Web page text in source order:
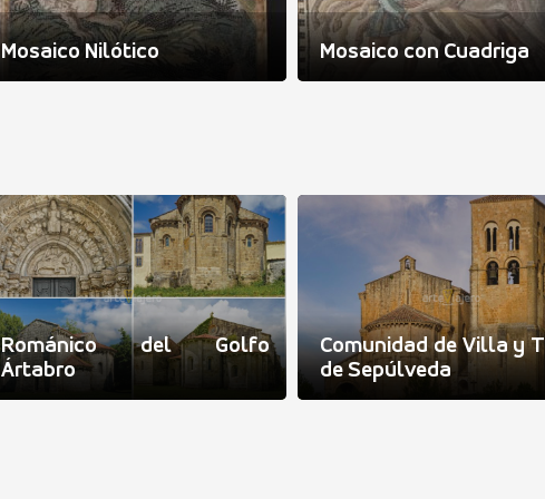
Mosaico Nilótico Mosaico con Cuadriga
Románico del Golfo
Ártabro
Comunidad de Villa y
de Sepúlveda